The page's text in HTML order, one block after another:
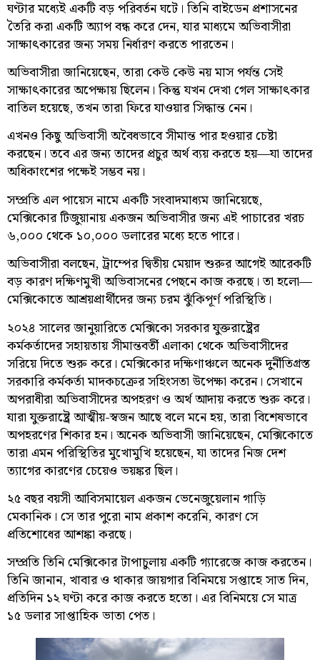
ঘণ্টার মধ্যেই একটি বড় পরিবর্তন ঘটে। তিনি বাইডেন প্রশাসনের
তৈরি করা একটি অ্যাপ বন্ধ করে দেন, যার মাধ্যমে অভিবাসীরা
সাক্ষাৎকারের জন্য সময় নির্ধারণ করতে পারতেন।
অভিবাসীরা জানিয়েছেন, তারা কেউ কেউ নয় মাস পর্যন্ত সেই
সাক্ষাৎকারের অপেক্ষায় ছিলেন। কিন্তু যখন দেখা গেল সাক্ষাৎকার
বাতিল হয়েছে, তখন তারা ফিরে যাওয়ার সিদ্ধান্ত নেন।
এখনও কিছু অভিবাসী অবৈধভাবে সীমান্ত পার হওয়ার চেষ্টা
করছেন। তবে এর জন্য তাদের প্রচুর অর্থ ব্যয় করতে হয়—যা তাদের
অধিকাংশের পক্ষেই সম্ভব নয়।
সম্প্রতি এল পায়েস নামে একটি সংবাদমাধ্যম জানিয়েছে,
মেক্সিকোর টিজুয়ানায় একজন অভিবাসীর জন্য এই পাচারের খরচ
৬,০০০ থেকে ১০,০০০ ডলারের মধ্যে হতে পারে।
অভিবাসীরা বলছেন, ট্রাম্পের দ্বিতীয় মেয়াদ শুরুর আগেই আরেকটি
বড় কারণ দক্ষিণমুখী অভিবাসনের পেছনে কাজ করছে। তা হলো—
মেক্সিকোতে আশ্রয়প্রার্থীদের জন্য চরম ঝুঁকিপূর্ণ পরিস্থিতি।
২০২৪ সালের জানুয়ারিতে মেক্সিকো সরকার যুক্তরাষ্ট্রের
কর্মকর্তাদের সহায়তায় সীমান্তবর্তী এলাকা থেকে অভিবাসীদের
সরিয়ে দিতে শুরু করে। মেক্সিকোর দক্ষিণাঞ্চলে অনেক দুর্নীতিগ্রস্ত
সরকারি কর্মকর্তা মাদকচক্রের সহিংসতা উপেক্ষা করেন। সেখানে
অপরাধীরা অভিবাসীদের অপহরণ ও অর্থ আদায় করতে শুরু করে।
যারা যুক্তরাষ্ট্রে আত্মীয়-স্বজন আছে বলে মনে হয়, তারা বিশেষভাবে
অপহরণের শিকার হন। অনেক অভিবাসী জানিয়েছেন, মেক্সিকোতে
তারা এমন পরিস্থিতির মুখোমুখি হয়েছেন, যা তাদের নিজ দেশ
ত্যাগের কারণের চেয়েও ভয়ঙ্কর ছিল।
২৫ বছর বয়সী আবিসমায়েল একজন ভেনেজুয়েলান গাড়ি
মেকানিক। সে তার পুরো নাম প্রকাশ করেনি, কারণ সে
প্রতিশোধের আশঙ্কা করছে।
সম্প্রতি তিনি মেক্সিকোর টাপাচুলায় একটি গ্যারেজে কাজ করতেন।
তিনি জানান, খাবার ও থাকার জায়গার বিনিময়ে সপ্তাহে সাত দিন,
প্রতিদিন ১২ ঘণ্টা করে কাজ করতে হতো। এর বিনিময়ে সে মাত্র
১৫ ডলার সাপ্তাহিক ভাতা পেত।